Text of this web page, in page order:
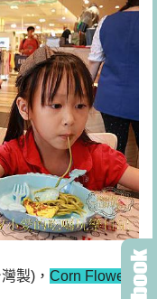
製)， Corn Flower